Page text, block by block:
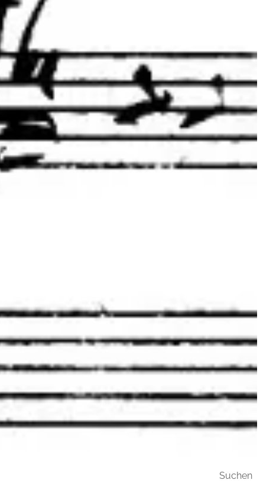
Suchen